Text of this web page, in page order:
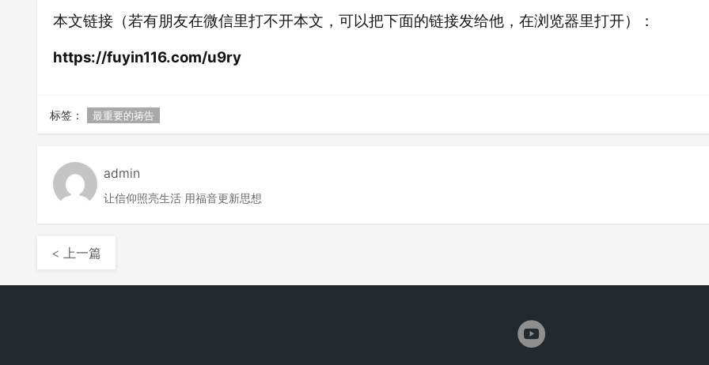
本文链接（若有朋友在微信里打不开本文，可以把下面的链接发给他，在浏览器里打开）：
https://fuyin116.com/u9ry
标签： 最重要的祷告
admin
让信仰照亮生活 用福音更新思想
< 上一篇